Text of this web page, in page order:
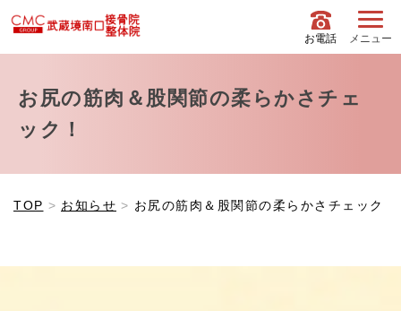
お電話 メニュー
お尻の筋肉＆股関節の柔らかさチェ
ック！
TOP お知らせ お尻の筋肉＆股関節の柔らかさチェック！